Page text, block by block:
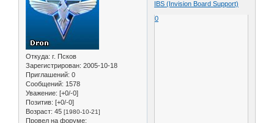
Откуда: г. Псков
Зарегистрирован: 2005-10-18
Приглашений: 0
Сообщений: 1578
Уважение: [+0/-0]
Позитив: [+0/-0]
Возраст: 45 [1980-10-21]
Провел на форуме:
IBS (Invision Board Support)
0